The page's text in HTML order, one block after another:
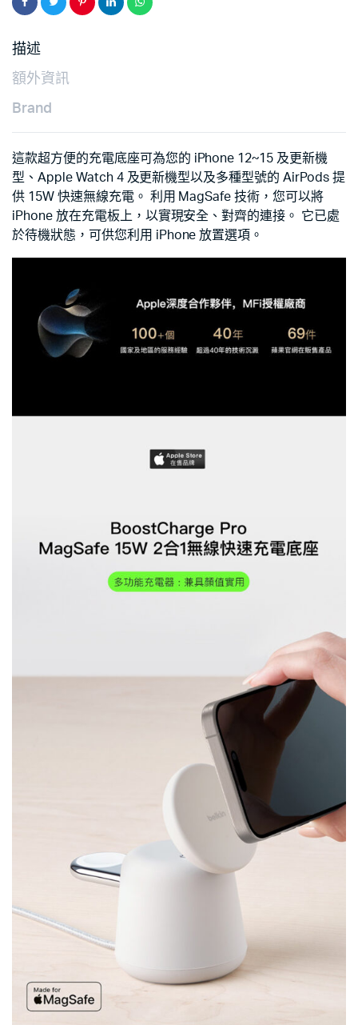
描述
額外資訊
Brand
這款超方便的充電底座可為您的 iPhone 12~15 及更新機
型、Apple Watch 4 及更新機型以及多種型號的 AirPods 提
供 15W 快速無線充電。 利用 MagSafe 技術，您可以將
iPhone 放在充電板上，以實現安全、對齊的連接。 它已處
於待機狀態，可供您利用 iPhone 放置選項。